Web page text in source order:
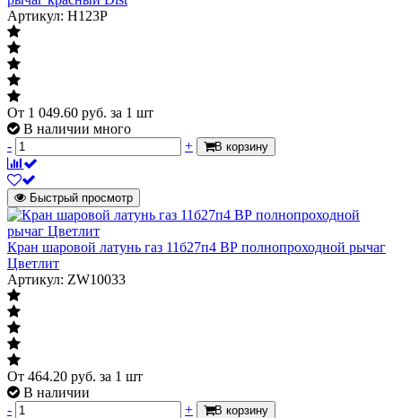
органа управления крана
Цвет ручки/бабочки
Тип прохода
Тип прохода
Характеризует отношение размера
отверстия шара к размеру
присоединяемого трубопровода
ГОСТ
2021
Материал
латунь
Газ
Газ
Указывается для тех кранов которые
имеют разрешение на установку на
газопроводах
Модель
Модель
Артикул: Н123Р
От 1 049.60 руб. за 1 шт
В наличии много
-
+ В корзину
Быстрый просмотр
Кран шаровой латунь газ 11б27п4 ВР полнопроходной рычаг
Цветлит
Артикул: ZW10033
От 464.20 руб. за 1 шт
В наличии
-
+ В корзину